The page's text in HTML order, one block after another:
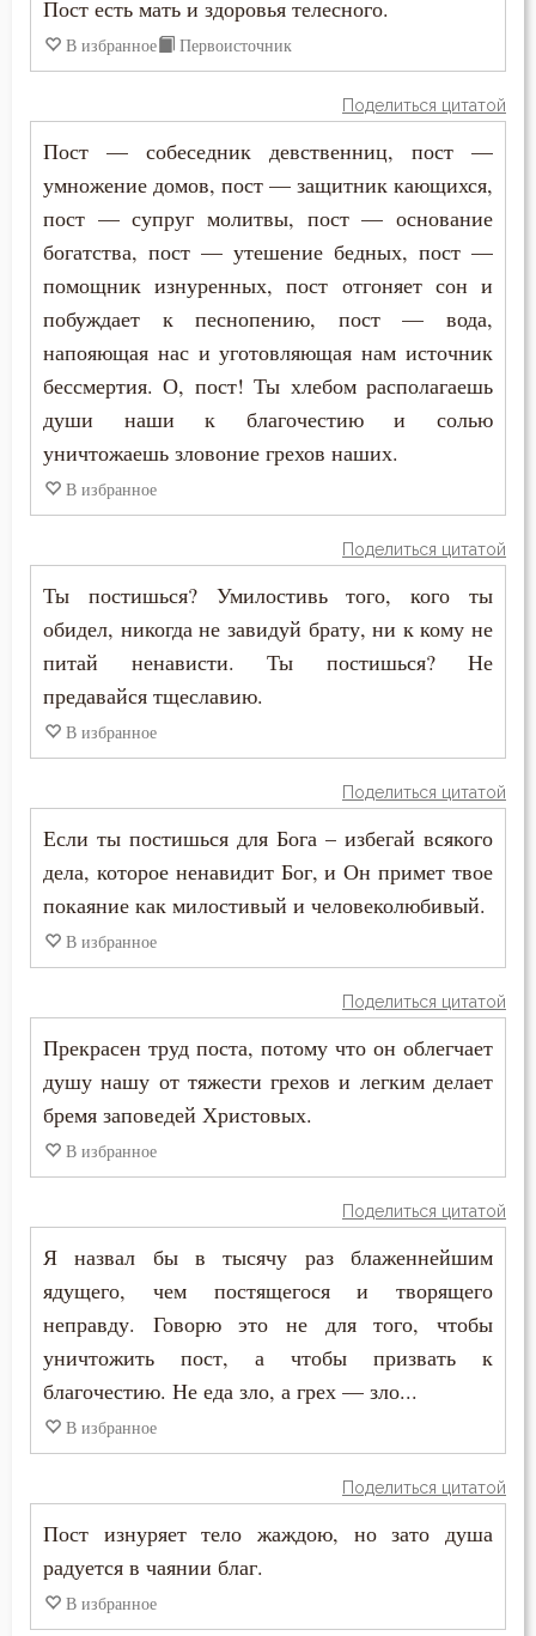
Жизнь
Жизнь вечная
Загробная жизнь
Заповеди
Здоровье
Зло
Злопамятство
Знание
Идолопоклонство
Икона
Искушение
Исповедник
Исповедь
Истина
Колдовство
Крестное знамение
Крещение
Крещение Господне
Кротость
Лесть
Пост есть мать и здоровья телесного.
В избранное Первоисточник
Поделиться цитатой
Пост — собеседник девственниц, пост —
умножение домов, пост — защитник кающихся,
пост — супруг молитвы, пост — основание
богатства, пост — утешение бедных, пост —
помощник изнуренных, пост отгоняет сон и
побуждает к песнопению, пост — вода,
напояющая нас и уготовляющая нам источник
бессмертия. О, пост! Ты хлебом располагаешь
души наши к благочестию и солью
уничтожаешь зловоние грехов наших.
В избранное
Поделиться цитатой
Ты постишься? Умилостивь того, кого ты
обидел, никогда не завидуй брату, ни к кому не
питай ненависти. Ты постишься? Не
предавайся тщеславию.
В избранное
Поделиться цитатой
Если ты постишься для Бога – избегай всякого
дела, которое ненавидит Бог, и Он примет твое
покаяние как милостивый и человеколюбивый.
В избранное
Поделиться цитатой
Прекрасен труд поста, потому что он облегчает
душу нашу от тяжести грехов и легким делает
бремя заповедей Христовых.
В избранное
Поделиться цитатой
Я назвал бы в тысячу раз блаженнейшим
ядущего, чем постящегося и творящего
неправду. Говорю это не для того, чтобы
уничтожить пост, а чтобы призвать к
благочестию. Не еда зло, а грех — зло...
В избранное
Поделиться цитатой
Пост изнуряет тело жаждою, но зато душа
радуется в чаянии благ.
В избранное